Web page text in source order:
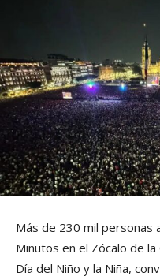
Más de 230 mil personas
Minutos en el Zócalo de
Día del Niño y la Niña,